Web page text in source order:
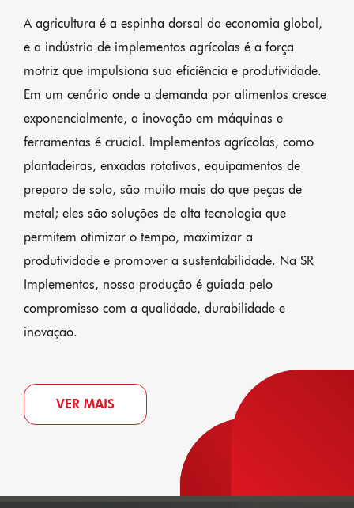
A agricultura é a espinha dorsal da economia global,
e a indústria de implementos agrícolas é a força
motriz que impulsiona sua eficiência e produtividade.
Em um cenário onde a demanda por alimentos cresce
exponencialmente, a inovação em máquinas e
ferramentas é crucial. Implementos agrícolas, como
plantadeiras, enxadas rotativas, equipamentos de
preparo de solo, são muito mais do que peças de
metal; eles são soluções de alta tecnologia que
permitem otimizar o tempo, maximizar a
produtividade e promover a sustentabilidade. Na SR
Implementos, nossa produção é guiada pelo
compromisso com a qualidade, durabilidade e
inovação.
VER MAIS